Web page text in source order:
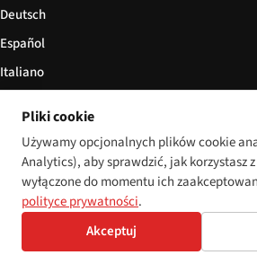
Deutsch
Español
Italiano
© 2026 Disability World. Wszelkie prawa zastrzeżone.
DeutschEspañol 简
Pliki cookie
Używamy opcjonalnych plików cookie
Analytics), aby sprawdzić, jak korzystasz
wyłączone do momentu ich
polityce prywatności.
Akceptuj